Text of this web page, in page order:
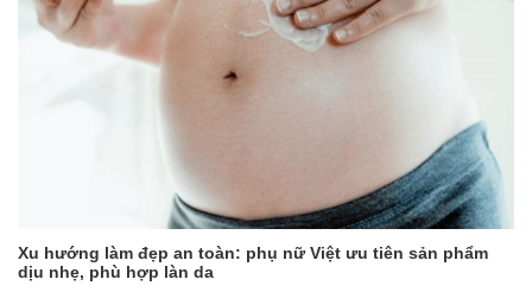
Xu hướng làm đẹp an toàn: phụ nữ Việt ưu tiên sản phẩm
dịu nhẹ, phù hợp làn da